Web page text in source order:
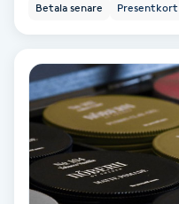
Hudföryngring
Huduppstramning
Hudvård
Betala senare Presentkort